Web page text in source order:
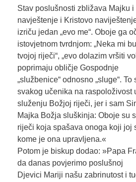
Stav poslušnosti zbližava Majku
navještenje i Kristovo
izriču jedan „evo me“. Oboje ga
istovjetnom tvrdnjom: „Neka mi
tvojoj riječi“, „evo dolazim vršiti
poprimaju obličje Gospodnje
„službenice“ odnosno „sluge“.
svakog učenika na raspoloživost
služenju Božjoj riječi, jer i sam
Majka Božja sluškinja: Oboje su
riječi koja spašava onoga koji joj
kome je ona upravljena.«
Potom je biskup dodao: »Papa
da danas povjerimo poslušnoj
Djevici Mariji našu zabrinutost i